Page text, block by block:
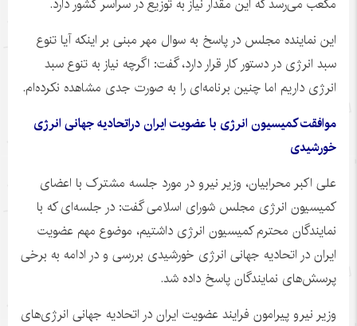
این نماینده مجلس در پاسخ به سوال مهر مبنی بر اینکه آیا تنوع
سبد انرژی در دستور کار قرار دارد، گفت: اگرچه نیاز به تنوع سبد
انرژی داریم اما چنین برنامه‌ای را به صورت جدی مشاهده نکرده‌ام.
موافقت کمیسیون انرژی با عضویت ایران دراتحادیه جهانی انرژی
خورشیدی
علی اکبر محرابیان، وزیر نیرو در مورد جلسه مشترک با اعضای
کمیسیون انرژی مجلس شورای اسلامی گفت: در جلسه‌ای که با
نمایندگان محترم کمیسیون انرژی داشتیم، موضوع مهم عضویت
ایران در اتحادیه جهانی انرژی خورشیدی بررسی و در ادامه به برخی
پرسش‌های نمایندگان پاسخ داده شد.
وزیر نیرو پیرامون فرایند عضویت ایران در اتحادیه جهانی انرژی‌های